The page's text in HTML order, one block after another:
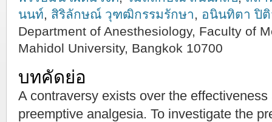
นนท์, สิริลักษณ์ วุฑฒิกรรมรักษา, อนินทิตา ปิ
Department of Anesthesiology, Faculty of
Mahidol University, Bangkok 10700
บทคัดย่อ
A contraversy exists over the
preemptive analgesia. To investigate the